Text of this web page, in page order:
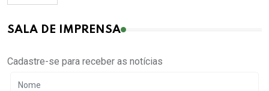
SALA DE IMPRENSA
Cadastre-se para receber as notícias